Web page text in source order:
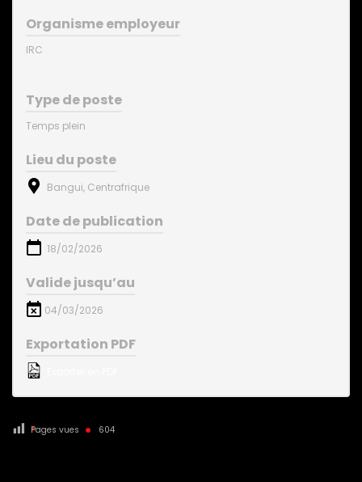
Organisme employeur
IRC
Type de poste
Temps plein
Lieu du poste
Bangui, Centrafrique
Date de publication
18/02/2026
Valide jusqu’au
04/03/2026
Exportation PDF
Pages vues 604